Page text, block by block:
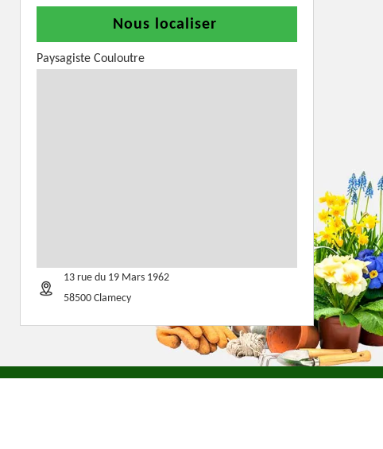
Nous localiser
Paysagiste Couloutre
13 rue du 19 Mars 1962
58500 Clamecy